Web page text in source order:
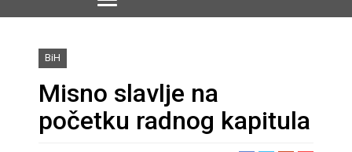
BiH
Misno slavlje na
početku radnog kapitula